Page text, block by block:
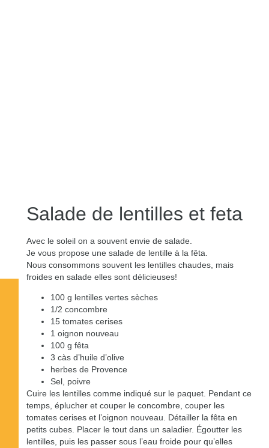
Salade de lentilles et feta
Avec le soleil on a souvent envie de salade.
Je vous propose une salade de lentille à la fêta.
Nous consommons souvent les lentilles chaudes, mais
froides en salade elles sont délicieuses!
100 g lentilles vertes sèches
1/2 concombre
15 tomates cerises
1 oignon nouveau
100 g fêta
3 càs d’huile d’olive
herbes de Provence
Sel, poivre
Cuire les lentilles comme indiqué sur le paquet. Pendant ce
temps, éplucher et couper le concombre, couper les
tomates cerises et l’oignon nouveau. Détailler la fêta en
petits cubes. Placer le tout dans un saladier. Égoutter les
lentilles, puis les passer sous l’eau froide pour qu’elles